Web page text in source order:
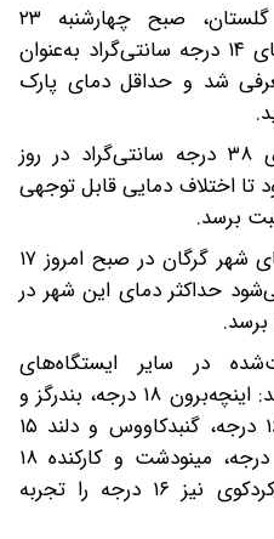
بر اساس اعلام هواشناسی گلستان، صبح چهارشنبه ۲۳
اردیبهشت‌ماه، کلاله با ثبت دمای ۱۴ درجه سانتی‌گراد به‌عنوان
شد و حداقل دمای پارک
در مقابل، آق‌قلا با ثبت دمای ۳۸ درجه سانتی‌گراد در روز
تا اختلاف دمایی قابل توجهی
برسد.
بر پایه این گزارش، حداقل دمای شهر گرگان در صبح امروز ۱۷
حداکثر دمای این شهر در
در سایر ایستگاه‌های
هواشناسی استان نشان می‌دهد: اینچه‌برون ۱۸ درجه، بندرگز و
بندرترکمن ۱۹ درجه، علی‌آباد ۱۶ درجه، گنبدکاووس و دلند ۱۵
درجه، مراوه‌تپه و انبارالوم ۱۶ درجه، مینودشت و کارکنده ۱۸
درجه، هاشم‌آباد ۱۷ درجه و کردکوی نیز ۱۶ درجه را تجربه